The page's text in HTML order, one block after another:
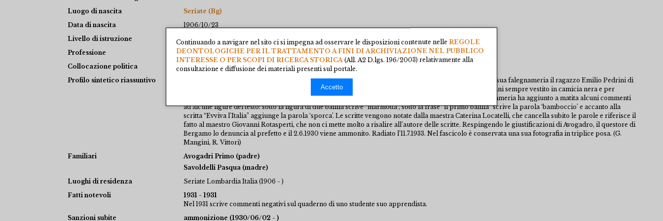
Continuando a navigare nel sito ci si impegna ad osservare le disposizioni contenute nelle REGOLE
DEONTOLOGICHE PER IL TRATTAMENTO A FINI DI ARCHIVIAZIONE NEL PUBBLICO
INTERESSE O PER SCOPI DI RICERCA STORICA (All. A2 D.lgs. 196/2003) relativamente alla
consultazione e diffusione dei materiali presenti sul portale.
Accetto
Luogo di nascita
Seriate (Bg)
Data di nascita
1906/10/23
Livello di istruzione
licenza elementare
Professione
falegname
Collocazione politica
sovversivo
Profilo sintetico riassuntivo
Nato a Seriate il 23.10.1906, falegname, sovversivo. Nel 1931 Avogadro accoglie come apprendista nella sua falegnameria il ragazzo Emilio Pedrini di
11 anni, che alla mattina frequenta a seriate la seconda classe elementare. Avogadro vede il giovane Pedrini sempre vestito in camicia nera e per
mandarlo in collera – secondo la sua versione – sul libro di scuola che il ragazzo porta con sé in falegnameria ha aggiunto a matita alcuni commenti
ad alcune figure del testo: sotto la figura di due balilla scrive “marmotta”, sotto la frase “il primo balilla” scrive la parola ‘bamboccio’ e accanto alla
scritta “Evviva l’Italia” aggiunge la parola ‘sporca’. Le scritte vengono notate dalla maestra Caterina Locatelli, che cancella subito le parole e riferisce il
fatto al maestro Giovanni Rotasperti, che non ci mette molto a risalire all’autore delle scritte. Respingendo le giustificazioni di Avogadro, il questore di
Bergamo lo denuncia al prefetto e il 2.6.1930 viene ammonito. Radiato l’11.7.1933. Nel fascicolo è conservata una sua fotografia in triplice posa. (G.
Mangini, R. Vittori)
Familiari
Avogadri Primo (padre)
Savoldelli Pasqua (madre)
Luoghi di residenza
Seriate Lombardia Italia (1906 - )
Fatti notevoli
1931 - 1931
Nel 1931 scrive commenti negativi sul quaderno di uno studente suo apprendista.
Sanzioni subite
ammonizione (1930/06/02 - )